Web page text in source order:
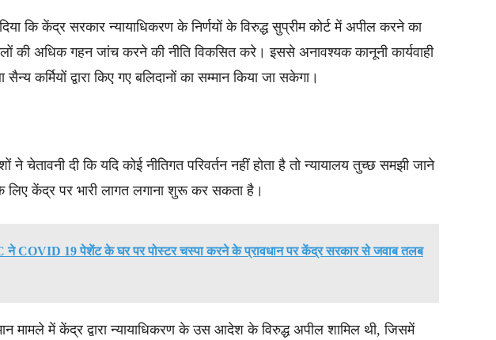
कि केंद्र सरकार न्यायाधिकरण के निर्णयों के विरुद्ध सुप्रीम कोर्ट में अपील करने का
की अधिक गहन जांच करने की नीति विकसित करे। इससे अनावश्यक कानूनी कार्यवाही
कर्मियों द्वारा किए गए बलिदानों का सम्मान किया जा सकेगा।
ने चेतावनी दी कि यदि कोई नीतिगत परिवर्तन नहीं होता है तो न्यायालय तुच्छ समझी जाने
लिए केंद्र पर भारी लागत लगाना शुरू कर सकता है।
ने COVID 19 पेशेंट के घर पर पोस्टर चस्पा करने के प्रावधान पर केंद्र सरकार से जवाब तलब
मामले में केंद्र द्वारा न्यायाधिकरण के उस आदेश के विरुद्ध अपील शामिल थी, जिसमें